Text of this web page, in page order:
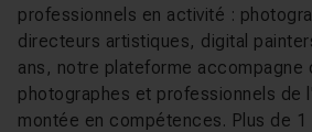
professionnels en activité :
directeurs artistiques, digital
ans, notre plateforme accompagne
photographes et professionnels de
montée en compétences. Plus de